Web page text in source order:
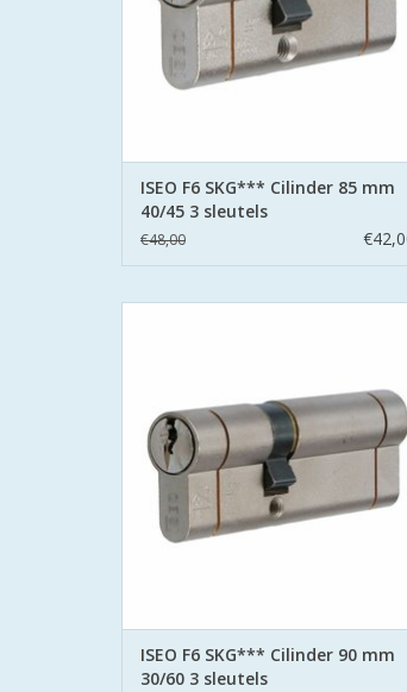
- stalen brug: voorkomt breken
TOEVOEGEN AAN WINKELWAGEN
ISEO F6 SKG*** Cilinder 85 mm
40/45 3 sleutels
€48,00
- standaard geleverd met 3 sleutels
- 6 pins cilinder met gehard stalen pinnen
- voorzien van beveiliging tegen boren
kerntrekken
- stalen brug: voorkomt breken
TOEVOEGEN AAN WINKELWAGEN
ISEO F6 SKG*** Cilinder 90 mm
30/60 3 sleutels